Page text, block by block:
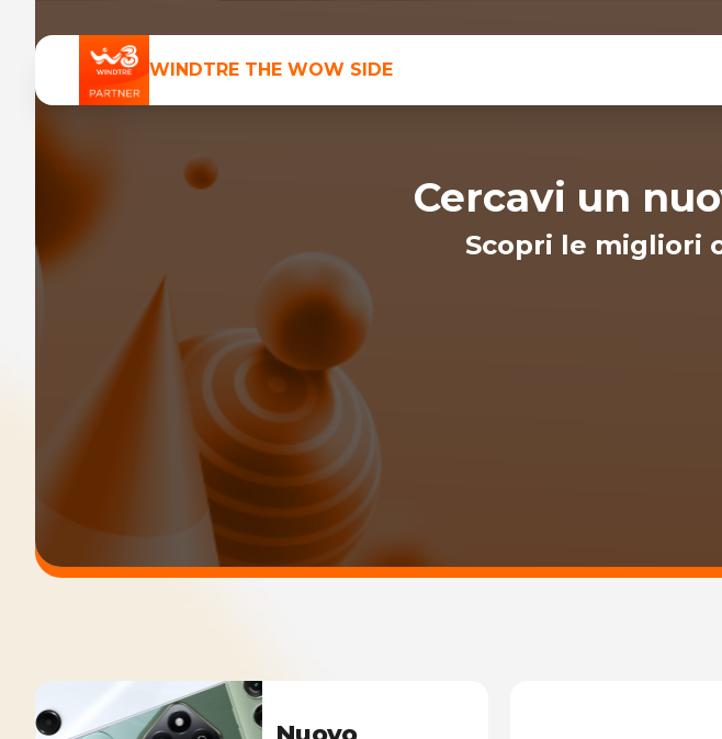
WINDTRE THE WOW SIDE
Cercavi un
Scopri le migliori